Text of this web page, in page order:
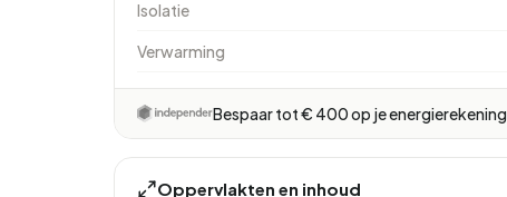
Isolatie
Verwarming
Bespaar tot € 400 op je energierekening
Oppervlakten en inhoud